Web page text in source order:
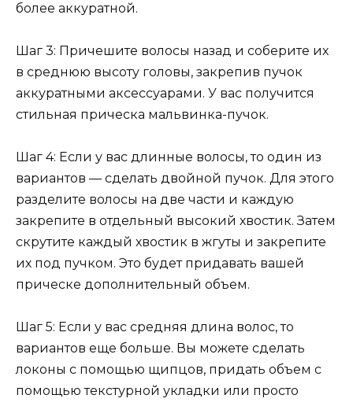
более аккуратной.
Шаг 3: Причешите волосы назад и соберите их
в среднюю высоту головы, закрепив пучок
аккуратными аксессуарами. У вас получится
стильная прическа мальвинка-пучок.
Шаг 4: Если у вас длинные волосы, то один из
вариантов — сделать двойной пучок. Для этого
разделите волосы на две части и каждую
закрепите в отдельный высокий хвостик. Затем
скрутите каждый хвостик в жгуты и закрепите
их под пучком. Это будет придавать вашей
прическе дополнительный объем.
Шаг 5: Если у вас средняя длина волос, то
вариантов еще больше. Вы можете сделать
локоны с помощью щипцов, придать объем с
помощью текстурной укладки или просто